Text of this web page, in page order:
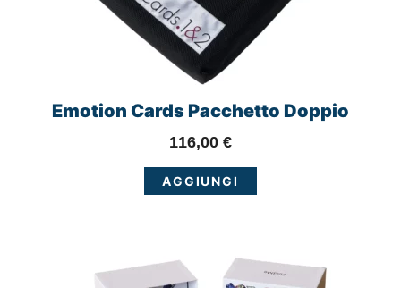
Emotion Cards Pacchetto Doppio
116,00 €
AGGIUNGI